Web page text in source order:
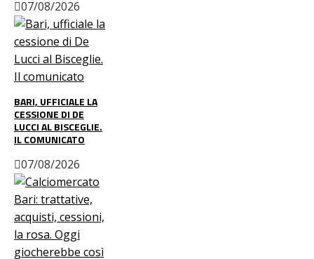
07/08/2026
BARI, UFFICIALE LA
CESSIONE DI DE
LUCCI AL BISCEGLIE.
IL COMUNICATO
07/08/2026